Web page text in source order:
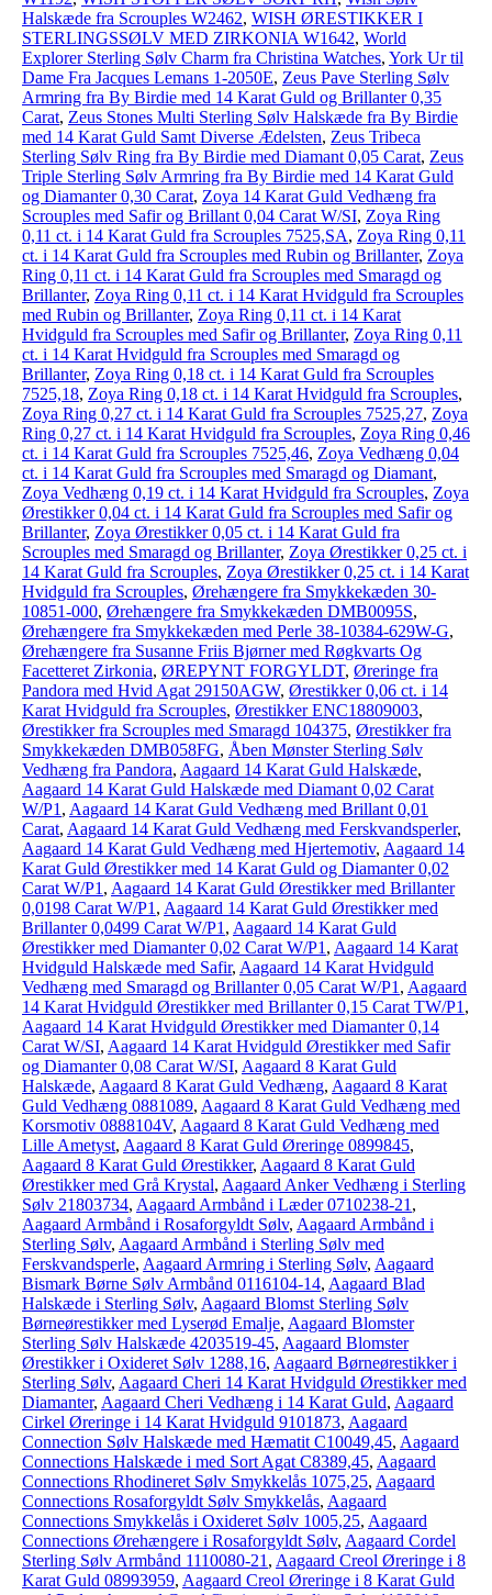
Halskæde fra Scrouples W2462, WISH ØRESTIKKER I
STERLINGSSØLV MED ZIRKONIA W1642, World
Explorer Sterling Sølv Charm fra Christina Watches, York Ur til
Dame Fra Jacques Lemans 1-2050E, Zeus Pave Sterling Sølv
Armring fra By Birdie med 14 Karat Guld og Brillanter 0,35
Carat, Zeus Stones Multi Sterling Sølv Halskæde fra By Birdie
med 14 Karat Guld Samt Diverse Ædelsten, Zeus Tribeca
Sterling Sølv Ring fra By Birdie med Diamant 0,05 Carat, Zeus
Triple Sterling Sølv Armring fra By Birdie med 14 Karat Guld
og Diamanter 0,30 Carat, Zoya 14 Karat Guld Vedhæng fra
Scrouples med Safir og Brillant 0,04 Carat W/SI, Zoya Ring
0,11 ct. i 14 Karat Guld fra Scrouples 7525,SA, Zoya Ring 0,11
ct. i 14 Karat Guld fra Scrouples med Rubin og Brillanter, Zoya
Ring 0,11 ct. i 14 Karat Guld fra Scrouples med Smaragd og
Brillanter, Zoya Ring 0,11 ct. i 14 Karat Hvidguld fra Scrouples
med Rubin og Brillanter, Zoya Ring 0,11 ct. i 14 Karat
Hvidguld fra Scrouples med Safir og Brillanter, Zoya Ring 0,11
ct. i 14 Karat Hvidguld fra Scrouples med Smaragd og
Brillanter, Zoya Ring 0,18 ct. i 14 Karat Guld fra Scrouples
7525,18, Zoya Ring 0,18 ct. i 14 Karat Hvidguld fra Scrouples,
Zoya Ring 0,27 ct. i 14 Karat Guld fra Scrouples 7525,27, Zoya
Ring 0,27 ct. i 14 Karat Hvidguld fra Scrouples, Zoya Ring 0,46
ct. i 14 Karat Guld fra Scrouples 7525,46, Zoya Vedhæng 0,04
ct. i 14 Karat Guld fra Scrouples med Smaragd og Diamant,
Zoya Vedhæng 0,19 ct. i 14 Karat Hvidguld fra Scrouples, Zoya
Ørestikker 0,04 ct. i 14 Karat Guld fra Scrouples med Safir og
Brillanter, Zoya Ørestikker 0,05 ct. i 14 Karat Guld fra
Scrouples med Smaragd og Brillanter, Zoya Ørestikker 0,25 ct. i
14 Karat Guld fra Scrouples, Zoya Ørestikker 0,25 ct. i 14 Karat
Hvidguld fra Scrouples, Ørehængere fra Smykkekæden 30-
10851-000, Ørehængere fra Smykkekæden DMB0095S,
Ørehængere fra Smykkekæden med Perle 38-10384-629W-G,
Ørehængere fra Susanne Friis Bjørner med Røgkvarts Og
Facetteret Zirkonia, ØREPYNT FORGYLDT, Øreringe fra
Pandora med Hvid Agat 29150AGW, Ørestikker 0,06 ct. i 14
Karat Hvidguld fra Scrouples, Ørestikker ENC18809003,
Ørestikker fra Scrouples med Smaragd 104375, Ørestikker fra
Smykkekæden DMB058FG, Åben Mønster Sterling Sølv
Vedhæng fra Pandora, Aagaard 14 Karat Guld Halskæde,
Aagaard 14 Karat Guld Halskæde med Diamant 0,02 Carat
W/P1 , Aagaard 14 Karat Guld Vedhæng med Brillant 0,01
Carat, Aagaard 14 Karat Guld Vedhæng med Ferskvandsperler,
Aagaard 14 Karat Guld Vedhæng med Hjertemotiv, Aagaard 14
Karat Guld Ørestikker med 14 Karat Guld og Diamanter 0,02
Carat W/P1 , Aagaard 14 Karat Guld Ørestikker med Brillanter
0,0198 Carat W/P1 , Aagaard 14 Karat Guld Ørestikker med
Brillanter 0,0499 Carat W/P1 , Aagaard 14 Karat Guld
Ørestikker med Diamanter 0,02 Carat W/P1 , Aagaard 14 Karat
Hvidguld Halskæde med Safir, Aagaard 14 Karat Hvidguld
Vedhæng med Smaragd og Brillanter 0,05 Carat W/P1 , Aagaard
14 Karat Hvidguld Ørestikker med Brillanter 0,15 Carat TW/P1 ,
Aagaard 14 Karat Hvidguld Ørestikker med Diamanter 0,14
Carat W/SI, Aagaard 14 Karat Hvidguld Ørestikker med Safir
og Diamanter 0,08 Carat W/SI, Aagaard 8 Karat Guld
Halskæde, Aagaard 8 Karat Guld Vedhæng, Aagaard 8 Karat
Guld Vedhæng 0881089, Aagaard 8 Karat Guld Vedhæng med
Korsmotiv 0888104V, Aagaard 8 Karat Guld Vedhæng med
Lille Ametyst, Aagaard 8 Karat Guld Øreringe 0899845,
Aagaard 8 Karat Guld Ørestikker, Aagaard 8 Karat Guld
Ørestikker med Grå Krystal, Aagaard Anker Vedhæng i Sterling
Sølv 21803734, Aagaard Armbånd i Læder 0710238-21 ,
Aagaard Armbånd i Rosaforgyldt Sølv, Aagaard Armbånd i
Sterling Sølv, Aagaard Armbånd i Sterling Sølv med
Ferskvandsperle, Aagaard Armring i Sterling Sølv, Aagaard
Bismark Børne Sølv Armbånd 0116104-14, Aagaard Blad
Halskæde i Sterling Sølv, Aagaard Blomst Sterling Sølv
Børneørestikker med Lyserød Emalje, Aagaard Blomster
Sterling Sølv Halskæde 4203519-45, Aagaard Blomster
Ørestikker i Oxideret Sølv 1288,16, Aagaard Børneørestikker i
Sterling Sølv, Aagaard Cheri 14 Karat Hvidguld Ørestikker med
Diamanter, Aagaard Cheri Vedhæng i 14 Karat Guld, Aagaard
Cirkel Øreringe i 14 Karat Hvidguld 9101873, Aagaard
Connection Sølv Halskæde med Hæmatit C10049,45, Aagaard
Connections Halskæde i med Sort Agat C8389,45, Aagaard
Connections Rhodineret Sølv Smykkelås 1075,25, Aagaard
Connections Rosaforgyldt Sølv Smykkelås, Aagaard
Connections Smykkelås i Oxideret Sølv 1005,25, Aagaard
Connections Ørehængere i Rosaforgyldt Sølv, Aagaard Cordel
Sterling Sølv Armbånd 1110080-21 , Aagaard Creol Øreringe i 8
Karat Guld 08993959, Aagaard Creol Øreringe i 8 Karat Guld